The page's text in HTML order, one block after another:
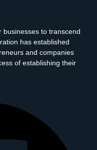
businesses to transcend
has established
and companies
of establishing their